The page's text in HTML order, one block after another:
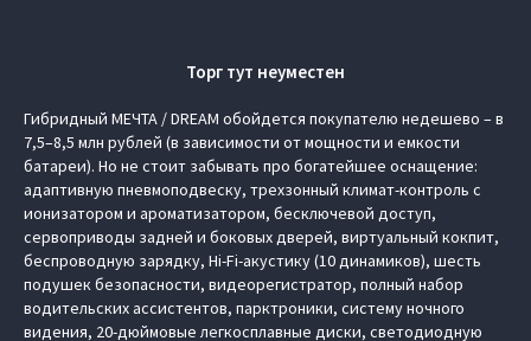
Торг тут неуместен
Гибридный МЕЧТА / DREAM обойдется покупателю недешево – в
7,5–8,5 млн рублей (в зависимости от мощности и емкости
батареи). Но не стоит забывать про богатейшее оснащение:
адаптивную пневмоподвеску, трехзонный климат-контроль с
ионизатором и ароматизатором, бесключевой доступ,
сервоприводы задней и боковых дверей, виртуальный кокпит,
беспроводную зарядку, Hi-Fi-акустику (10 динамиков), шесть
подушек безопасности, видеорегистратор, полный набор
водительских ассистентов, парктроники, систему ночного
видения, 20-дюймовые легкосплавные диски, светодиодную